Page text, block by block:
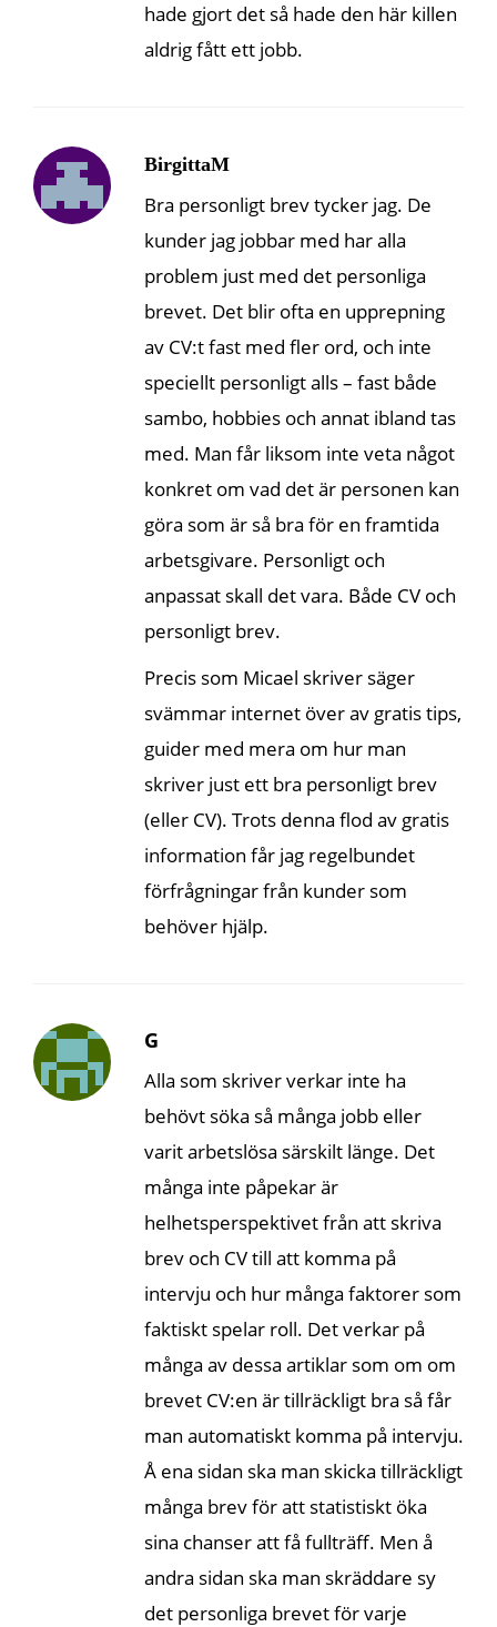
hade gjort det så hade den här killen
aldrig fått ett jobb.
BirgittaM
Bra personligt brev tycker jag. De
kunder jag jobbar med har alla
problem just med det personliga
brevet. Det blir ofta en upprepning
av CV:t fast med fler ord, och inte
speciellt personligt alls – fast både
sambo, hobbies och annat ibland tas
med. Man får liksom inte veta något
konkret om vad det är personen kan
göra som är så bra för en framtida
arbetsgivare. Personligt och
anpassat skall det vara. Både CV och
personligt brev.
Precis som Micael skriver säger
svämmar internet över av gratis tips,
guider med mera om hur man
skriver just ett bra personligt brev
(eller CV). Trots denna flod av gratis
information får jag regelbundet
förfrågningar från kunder som
behöver hjälp.
G
Alla som skriver verkar inte ha
behövt söka så många jobb eller
varit arbetslösa särskilt länge. Det
många inte påpekar är
helhetsperspektivet från att skriva
brev och CV till att komma på
intervju och hur många faktorer som
faktiskt spelar roll. Det verkar på
många av dessa artiklar som om om
brevet CV:en är tillräckligt bra så får
man automatiskt komma på intervju.
Å ena sidan ska man skicka tillräckligt
många brev för att statistiskt öka
sina chanser att få fullträff. Men å
andra sidan ska man skräddare sy
det personliga brevet för varje